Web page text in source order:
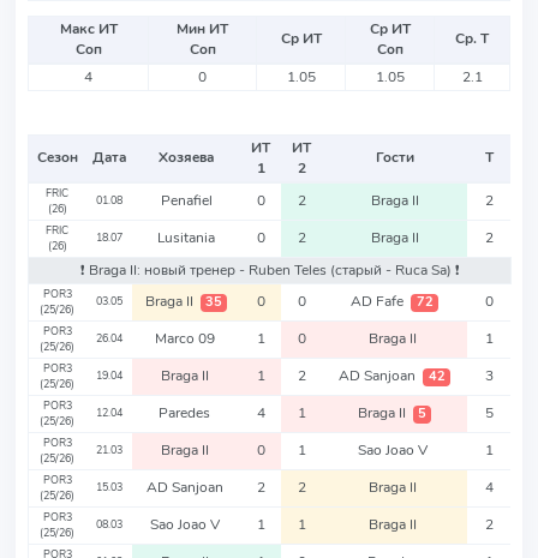
Макс ИТ
Соп
Мин ИТ
Соп
Ср ИТ
Ср ИТ
Соп
Ср. Т
4
0 1.05 1.05 2.1
Сезон Дата Хозяева
ИТ
1
ИТ
2
Гости Т
FRIC
(26)
01.08 Penafiel 0 2 Braga II 2
FRIC
(26)
18.07 Lusitania 0 2 Braga II
2
❗️ Braga II: новый тренер - Ruben Teles (старый - Ruca Sa) ❗️
POR3
(25/26)
03.05 Braga II 35 0 0 AD Fafe 72 0
POR3
(25/26)
26.04 Marco 09 1 0 Braga II 1
POR3
(25/26)
19.04 Braga II 1 2 AD Sanjoan 42 3
POR3
(25/26)
12.04 Paredes 4 1 Braga II 5 5
POR3
(25/26)
21.03 Braga II 0 1 Sao Joao V 1
POR3
(25/26)
15.03 AD Sanjoan 2 2 Braga II 4
POR3
(25/26)
08.03 Sao Joao V 1 1 Braga II 2
POR3